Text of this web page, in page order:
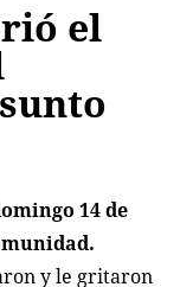
el
14 de
y le gritaron